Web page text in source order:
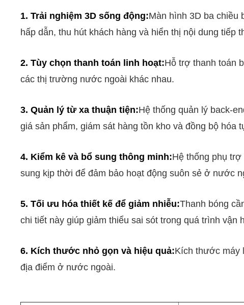
1. Trải nghiệm 3D sống động:Màn hình 3D ba chiều
hấp dẫn, thu hút khách hàng và hiển thị nội dung tiếp
2. Tùy chọn thanh toán linh hoạt:Hỗ trợ thanh toán
các thị trường nước ngoài khác nhau.
3. Quản lý từ xa thuận tiện:Hệ thống quản lý back-
giá sản phẩm, giám sát hàng tồn kho và đồng bộ
4. Kiểm kê và bổ sung thông minh:Hệ thống phụ
sung kịp thời để đảm bảo hoạt động suôn sẻ ở nước
5. Tối ưu hóa thiết kế để giảm nhiễu:Thanh bóng
chi tiết này giúp giảm thiểu sai sót trong quá trình vận
6. Kích thước nhỏ gọn và hiệu quả:Kích thước máy
địa điểm ở nước ngoài.